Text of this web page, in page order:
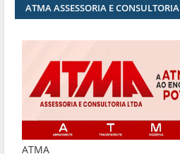
ATMA ASSESSORIA E CONSULTORIA
ATMA